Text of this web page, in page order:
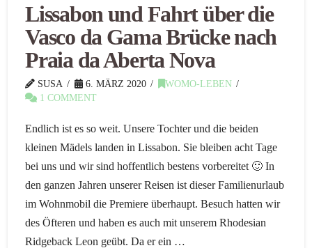
Lissabon und Fahrt über die
Vasco da Gama Brücke nach
Praia da Aberta Nova
SUSA 6. MÄRZ 2020
WOMO-LEBEN
1 COMMENT
Endlich ist es so weit. Unsere Tochter und die beiden
kleinen Mädels landen in Lissabon. Sie bleiben acht Tage
bei uns und wir sind hoffentlich bestens vorbereitet 🙂 In
den ganzen Jahren unserer Reisen ist dieser Familienurlaub
im Wohnmobil die Premiere überhaupt. Besuch hatten wir
des Öfteren und haben es auch mit unserem Rhodesian
Ridgeback Leon geübt. Da er ein …